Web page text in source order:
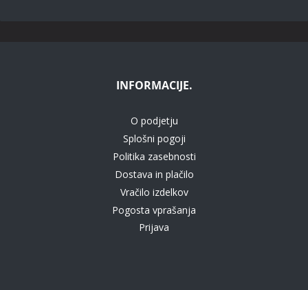
INFORMACIJE.
O podjetju
Splošni pogoji
Politika zasebnosti
Dostava in plačilo
Vračilo izdelkov
Pogosta vprašanja
Prijava